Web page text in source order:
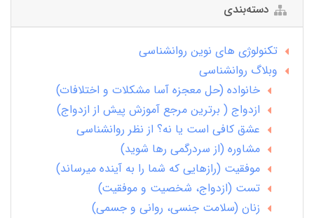
دسته‌بندی
تکنولوژی های نوین روانشناسی
وبلاگ روانشناسی
خانواده (حل معجزه آسا مشکلات و اختلافات)
ازدواج ( برترین مرجع آموزش پیش از ازدواج)
عشق کافی است یا نه؟ از نظر روانشناسی
مشاوره (از سردرگمی رها شوید)
موفقیت (رازهایی که شما را به آینده میرساند)
تست (ازدواج، شخصیت و موفقیت)
زنان (سلامت جنسی، روانی و جسمی)